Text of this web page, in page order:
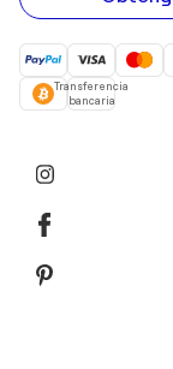
Transferencia
bancaria